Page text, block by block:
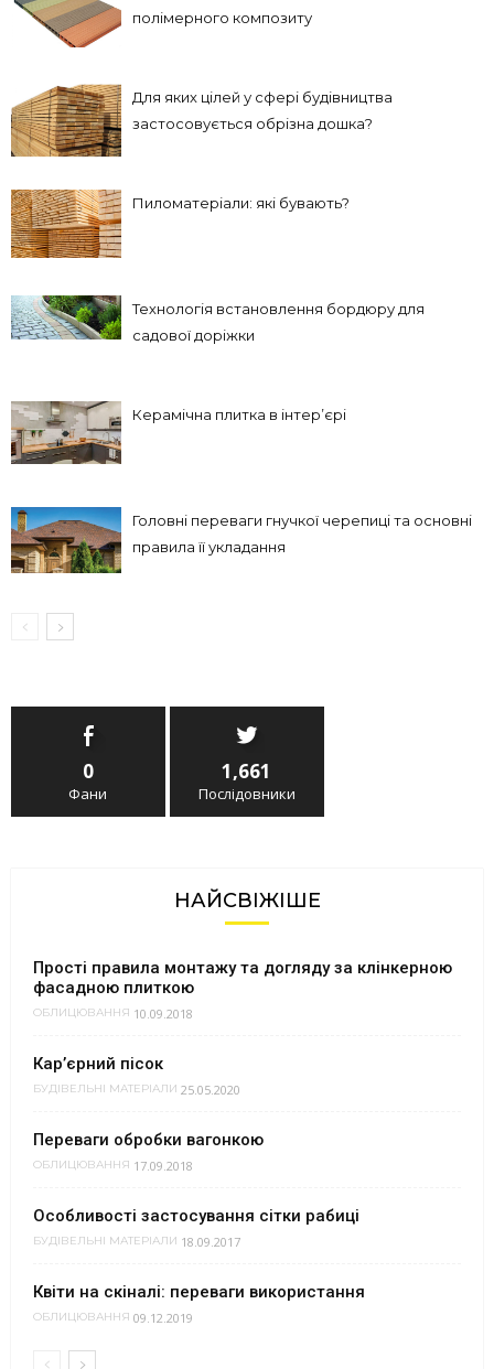
полімерного композиту
Для яких цілей у сфері будівництва
застосовується обрізна дошка?
Пиломатеріали: які бувають?
Технологія встановлення бордюру для
садової доріжки
Керамічна плитка в інтер’єрі
Головні переваги гнучкої черепиці та основні
правила її укладання
0
Фани
1,661
Послідовники
НАЙСВІЖІШЕ
Прості правила монтажу та догляду за клінкерною
фасадною плиткою
ОБЛИЦЮВАННЯ 10.09.2018
Кар’єрний пісок
БУДІВЕЛЬНІ МАТЕРІАЛИ 25.05.2020
Переваги обробки вагонкою
ОБЛИЦЮВАННЯ 17.09.2018
Особливості застосування сітки рабиці
БУДІВЕЛЬНІ МАТЕРІАЛИ 18.09.2017
Квіти на скіналі: переваги використання
ОБЛИЦЮВАННЯ 09.12.2019